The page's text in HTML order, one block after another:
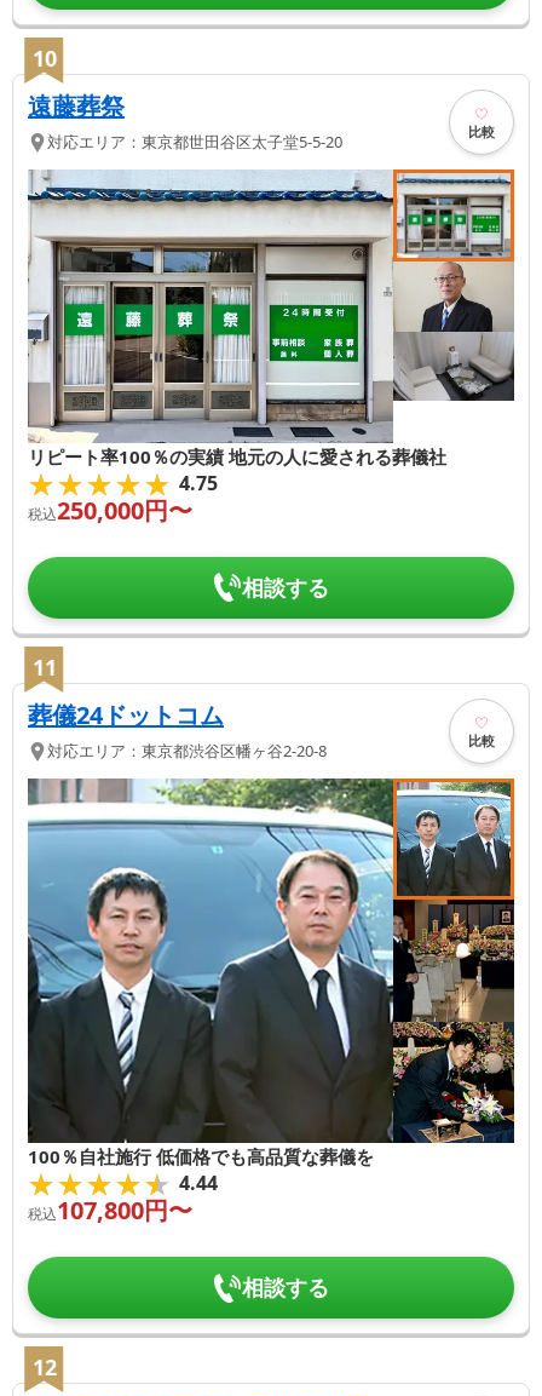
10
遠藤葬祭
対応エリア： 東京都世田谷区太子堂5-5-20 比較
リピート率100％の実績 地元の人に愛される葬儀社
★★★★★
★★★★★ 4.75
税込250,000円〜
相談する
11
葬儀24ドットコム
対応エリア： 東京都渋谷区幡ヶ谷2-20-8 比較
100％自社施行 低価格でも高品質な葬儀を
★★★★★
★★★★★ 4.44
税込107,800円〜
相談する
12